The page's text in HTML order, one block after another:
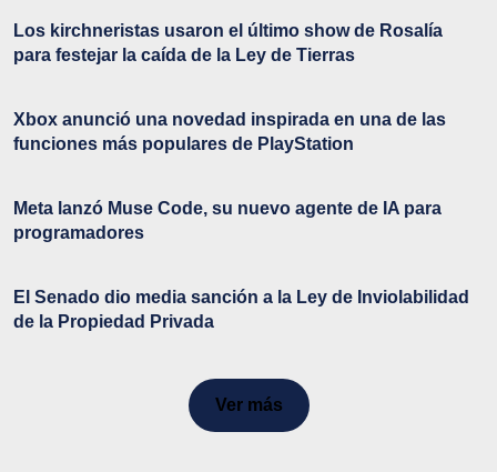
Los kirchneristas usaron el último show de Rosalía
para festejar la caída de la Ley de Tierras
Xbox anunció una novedad inspirada en una de las
funciones más populares de PlayStation
Meta lanzó Muse Code, su nuevo agente de IA para
programadores
El Senado dio media sanción a la Ley de Inviolabilidad
de la Propiedad Privada
Ver más